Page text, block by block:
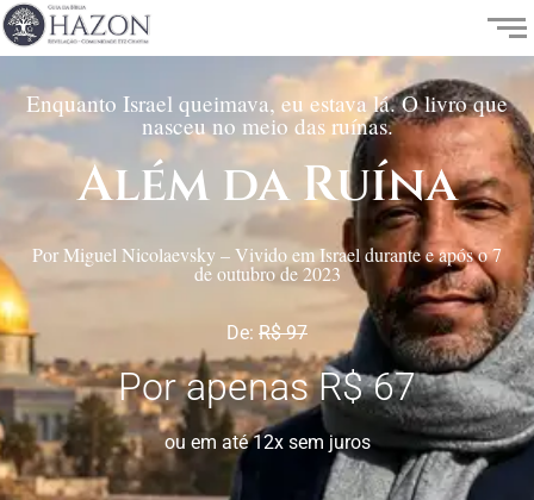
Enquanto Israel queimava, eu estava lá. O livro que
nasceu no meio das ruínas.
Além da Ruína
Por Miguel Nicolaevsky – Vivido em Israel durante e após o 7
de outubro de 2023
De: R$ 97
Por apenas R$ 67
ou em até 12x sem juros